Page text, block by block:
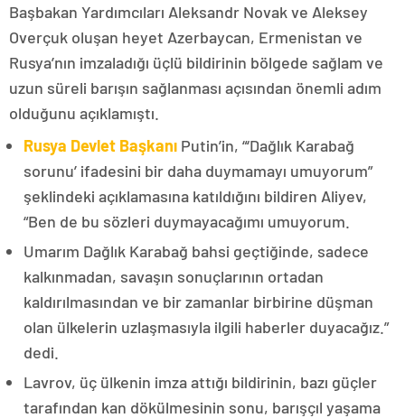
Başbakan Yardımcıları Aleksandr Novak ve Aleksey
Overçuk oluşan heyet Azerbaycan, Ermenistan ve
Rusya’nın imzaladığı üçlü bildirinin bölgede sağlam ve
uzun süreli barışın sağlanması açısından önemli adım
olduğunu açıklamıştı.
Rusya Devlet Başkanı Putin’in, “‘Dağlık Karabağ
sorunu’ ifadesini bir daha duymamayı umuyorum”
şeklindeki açıklamasına katıldığını bildiren Aliyev,
“Ben de bu sözleri duymayacağımı umuyorum.
Umarım Dağlık Karabağ bahsi geçtiğinde, sadece
kalkınmadan, savaşın sonuçlarının ortadan
kaldırılmasından ve bir zamanlar birbirine düşman
olan ülkelerin uzlaşmasıyla ilgili haberler duyacağız.”
dedi.
Lavrov, üç ülkenin imza attığı bildirinin, bazı güçler
tarafından kan dökülmesinin sonu, barışçıl yaşama